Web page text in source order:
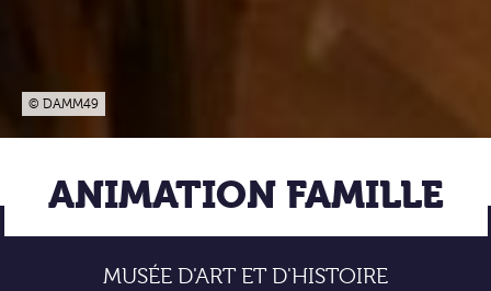
© DAMM49
ANIMATION FAMILLE
MUSÉE D'ART ET D'HISTOIRE